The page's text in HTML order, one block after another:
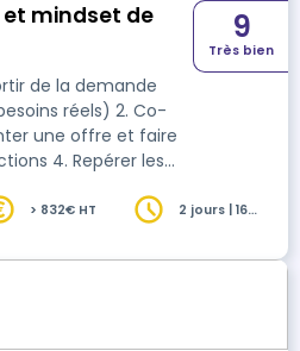
mindset de
de la demande
réels) 2. Co-
une offre et faire
4. Repérer les
9
Très bien
> 832€ HT
2 jours | 16